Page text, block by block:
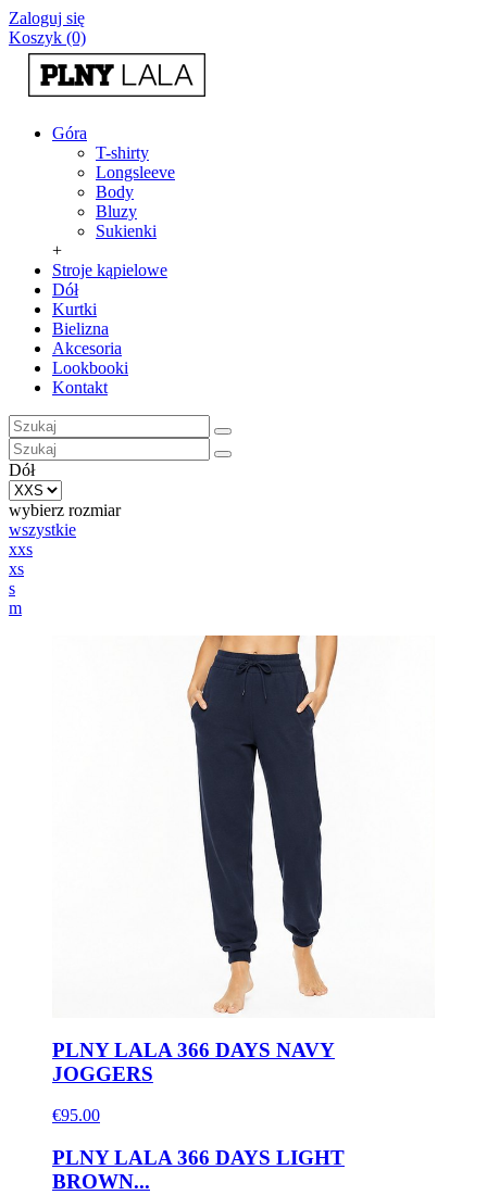
Zaloguj się
Koszyk (0)
Góra
T-shirty
Longsleeve
Body
Bluzy
Sukienki
+
Stroje kąpielowe
Dół
Kurtki
Bielizna
Akcesoria
Lookbooki
Kontakt
Dół
wybierz rozmiar
wszystkie
xxs
xs
s
m
PLNY LALA 366 DAYS NAVY
JOGGERS
€95.00
PLNY LALA 366 DAYS LIGHT
BROWN...